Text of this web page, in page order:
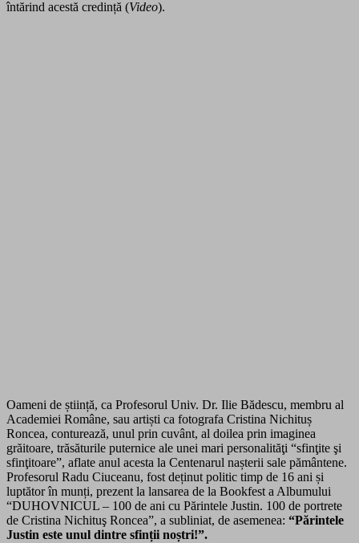
întărind acestă credință (Video).
Oameni de știință, ca Profesorul Univ. Dr. Ilie Bădescu, membru al
Academiei Române, sau artiști ca fotografa Cristina Nichituș
Roncea, conturează, unul prin cuvânt, al doilea prin imaginea
grăitoare, trăsăturile puternice ale unei mari personalităţi “sfinţite şi
sfinţitoare”, aflate anul acesta la Centenarul nașterii sale pământene.
Profesorul Radu Ciuceanu, fost deținut politic timp de 16 ani și
luptător în munți, prezent la lansarea de la Bookfest a Albumului
“DUHOVNICUL – 100 de ani cu Părintele Justin. 100 de portrete
de Cristina Nichituş Roncea”, a subliniat, de asemenea: “Părintele
Justin este unul dintre sfinții noștri!”.